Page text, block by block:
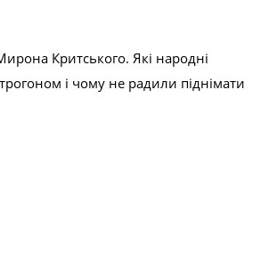
Критського. Які народні
і чому не радили піднімати